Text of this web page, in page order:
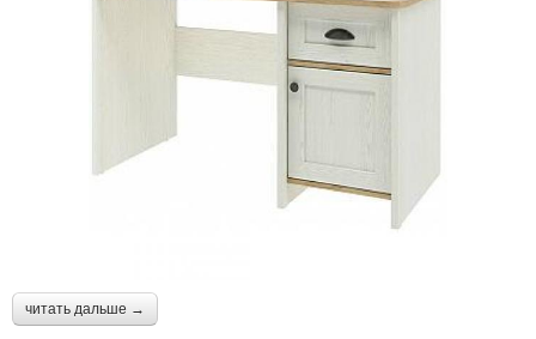
читать дальше →